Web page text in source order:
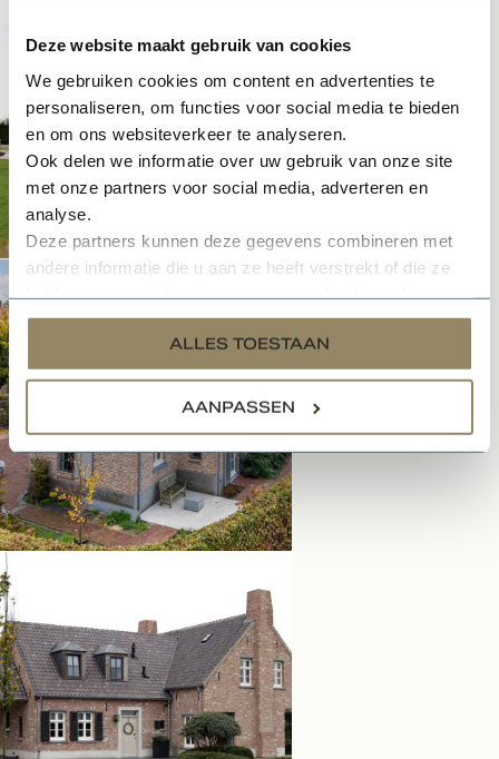
Deze website maakt gebruik van cookies
We gebruiken cookies om content en advertenties te
personaliseren, om functies voor social media te bieden
en om ons websiteverkeer te analyseren.
Ook delen we informatie over uw gebruik van onze site
met onze partners voor social media, adverteren en
analyse.
Deze partners kunnen deze gegevens combineren met
andere informatie die u aan ze heeft verstrekt of die ze
services.
ALLES TOESTAAN
AANPASSEN